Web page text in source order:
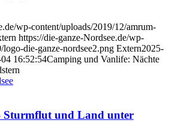
wp-content/uploads/2019/12/amrum-
https://die-ganze-Nordsee.de/wp-
die-ganze-nordsee2.png Extern2025-
16:52:54Camping und Vanlife: Nächte
Sturmflut und Land unter